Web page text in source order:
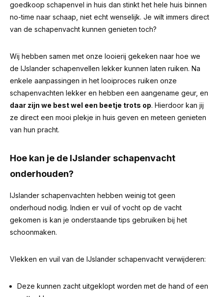
goedkoop schapenvel in huis dan stinkt het hele huis binnen
no-time naar schaap, niet echt wenselijk. Je wilt immers direct
van de schapenvacht kunnen genieten toch?
Wij hebben samen met onze looierij gekeken naar hoe we
de IJslander schapenvellen lekker kunnen laten ruiken. Na
enkele aanpassingen in het looiproces ruiken onze
schapenvachten lekker en hebben een aangename geur, en
daar zijn we best wel een beetje trots op. Hierdoor kan jij
ze direct een mooi plekje in huis geven en meteen genieten
van hun pracht.
Hoe kan je de IJslander schapenvacht
onderhouden?
IJslander schapenvachten hebben weinig tot geen
onderhoud nodig. Indien er vuil of vocht op de vacht
gekomen is kan je onderstaande tips gebruiken bij het
schoonmaken.
Vlekken en vuil van de IJslander schapenvacht verwijderen:
Deze kunnen zacht uitgeklopt worden met de hand of een